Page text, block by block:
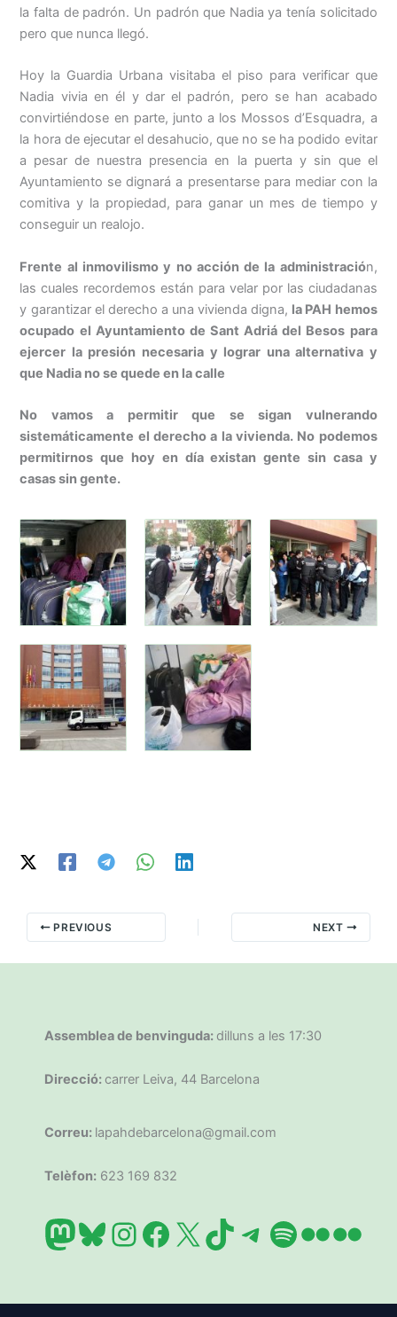
la falta de padrón. Un padrón que Nadia ya tenía solicitado
pero que nunca llegó.
Hoy la Guardia Urbana visitaba el piso para verificar que
Nadia vivia en él y dar el padrón, pero se han acabado
convirtiéndose en parte, junto a los Mossos d’Esquadra, a
la hora de ejecutar el desahucio, que no se ha podido evitar
a pesar de nuestra presencia en la puerta y sin que el
Ayuntamiento se dignará a presentarse para mediar con la
comitiva y la propiedad, para ganar un mes de tiempo y
conseguir un realojo.
Frente al inmovilismo y no acción de la administración,
las cuales recordemos están para velar por las ciudadanas
y garantizar el derecho a una vivienda digna, la PAH hemos
ocupado el Ayuntamiento de Sant Adriá del Besos para
ejercer la presión necesaria y lograr una alternativa y
que Nadia no se quede en la calle
No vamos a permitir que se sigan vulnerando
sistemáticamente el derecho a la vivienda. No podemos
permitirnos que hoy en día existan gente sin casa y
casas sin gente.
PREVIOUS NEXT
Assemblea de benvinguda: dilluns a les 17:30
Direcció: carrer Leiva, 44 Barcelona
Correu: lapahdebarcelona@gmail.com
Telèfon: 623 169 832
Mastodon
Bluesky
Instagram
Facebook
X TikTok
Telegram
Spotify
Flickr